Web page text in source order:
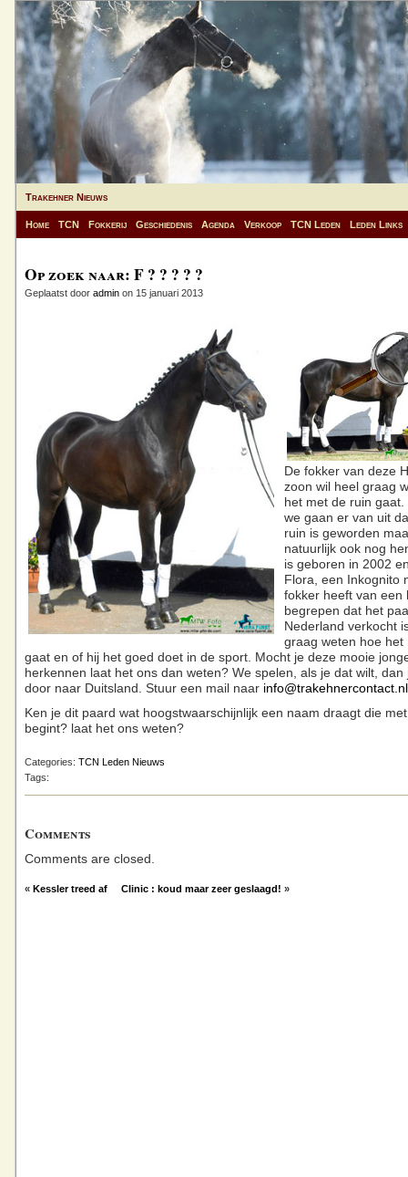
Trakehner Nieuws
Home TCN Fokkerij Geschiedenis Agenda Verkoop TCN Leden Leden Links
Op zoek naar: F ? ? ? ? ?
Geplaatst door admin on 15 januari 2013
De fokker van deze
zoon wil heel graag
het met de ruin gaat.
we gaan er van uit
ruin is geworden
natuurlijk ook nog
is geboren in 2002
Flora, een Inkognito
fokker heeft van een
begrepen dat het
Nederland verkocht
graag weten hoe het
gaat en of hij het goed doet in de sport. Mocht je deze mooie
herkennen laat het ons dan weten? We spelen, als je dat wilt, dan
door naar Duitsland. Stuur een mail naar info@trakehnercontact.nl
Ken je dit paard wat hoogstwaarschijnlijk een naam draagt die
begint? laat het ons weten?
Categories: TCN Leden Nieuws
Tags:
Comments
Comments are closed.
« Kessler treed af Clinic : koud maar zeer geslaagd! »